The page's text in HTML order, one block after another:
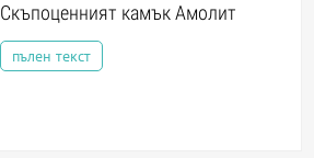
Скъпоценният камък Амолит
пълен текст